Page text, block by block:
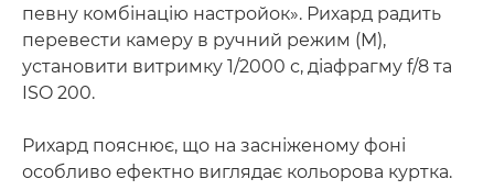
певну комбінацію настройок». Рихард радить
перевести камеру в ручний режим (M),
установити витримку 1/2000 с, діафрагму f/8 та
ISO 200.
Рихард пояснює, що на засніженому фоні
особливо ефектно виглядає кольорова куртка.